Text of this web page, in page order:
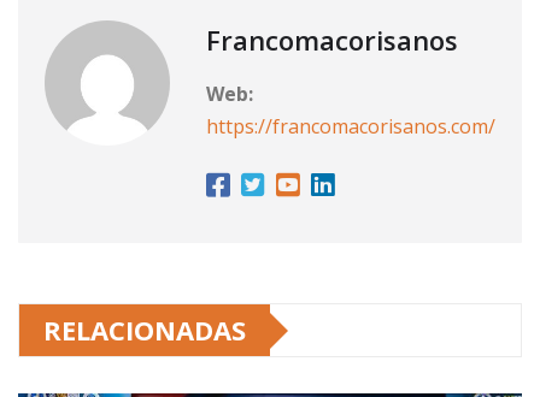
Francomacorisanos
Web:
https://francomacorisanos.com/
RELACIONADAS